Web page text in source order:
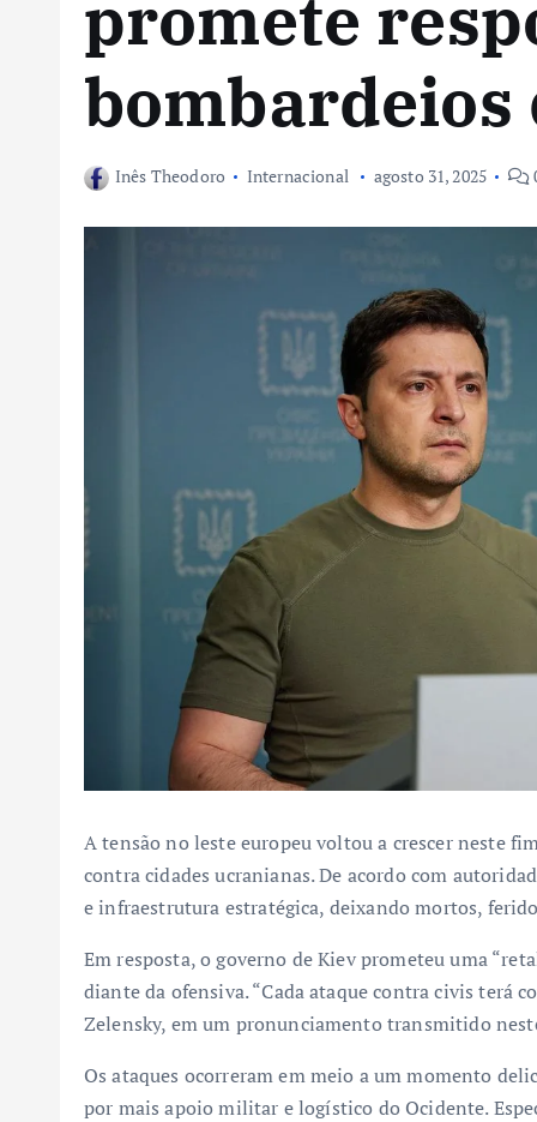
promete
bombardeios
Inês Theodoro Internacional agosto 31, 2025
A tensão no leste europeu voltou a crescer neste
contra cidades ucranianas. De acordo com
e infraestrutura estratégica, deixando mortos,
Em resposta, o governo de Kiev prometeu uma
diante da ofensiva. “Cada ataque contra civis terá
Zelensky, em um pronunciamento transmitido
Os ataques ocorreram em meio a um momento
por mais apoio militar e logístico do Ocidente.